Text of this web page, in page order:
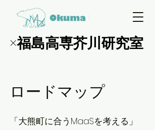
×福島高専芥川研究室
×福島高専芥川研究室
​ロードマップ
「​大熊町に合うMaaSを考える」